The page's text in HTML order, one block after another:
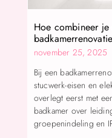
Hoe combineer
november 25, 2025
Bij een
stucwerk-eisen en
overlegt eerst met
badkamer over
groepenindeling en